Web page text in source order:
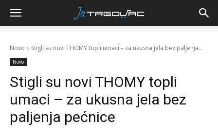
Novo Stigli su novi THOMY topli umaci – za ukusna jela bez paljenja...
Novo
Stigli su novi THOMY topli
umaci – za ukusna jela bez
paljenja pećnice